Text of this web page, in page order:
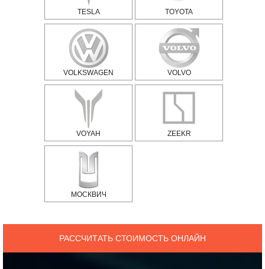
TESLA TOYOTA
VOLKSWAGEN VOLVO
VOYAH ZEEKR
МОСКВИЧ
РАССЧИТАТЬ СТОИМОСТЬ ОНЛАЙН